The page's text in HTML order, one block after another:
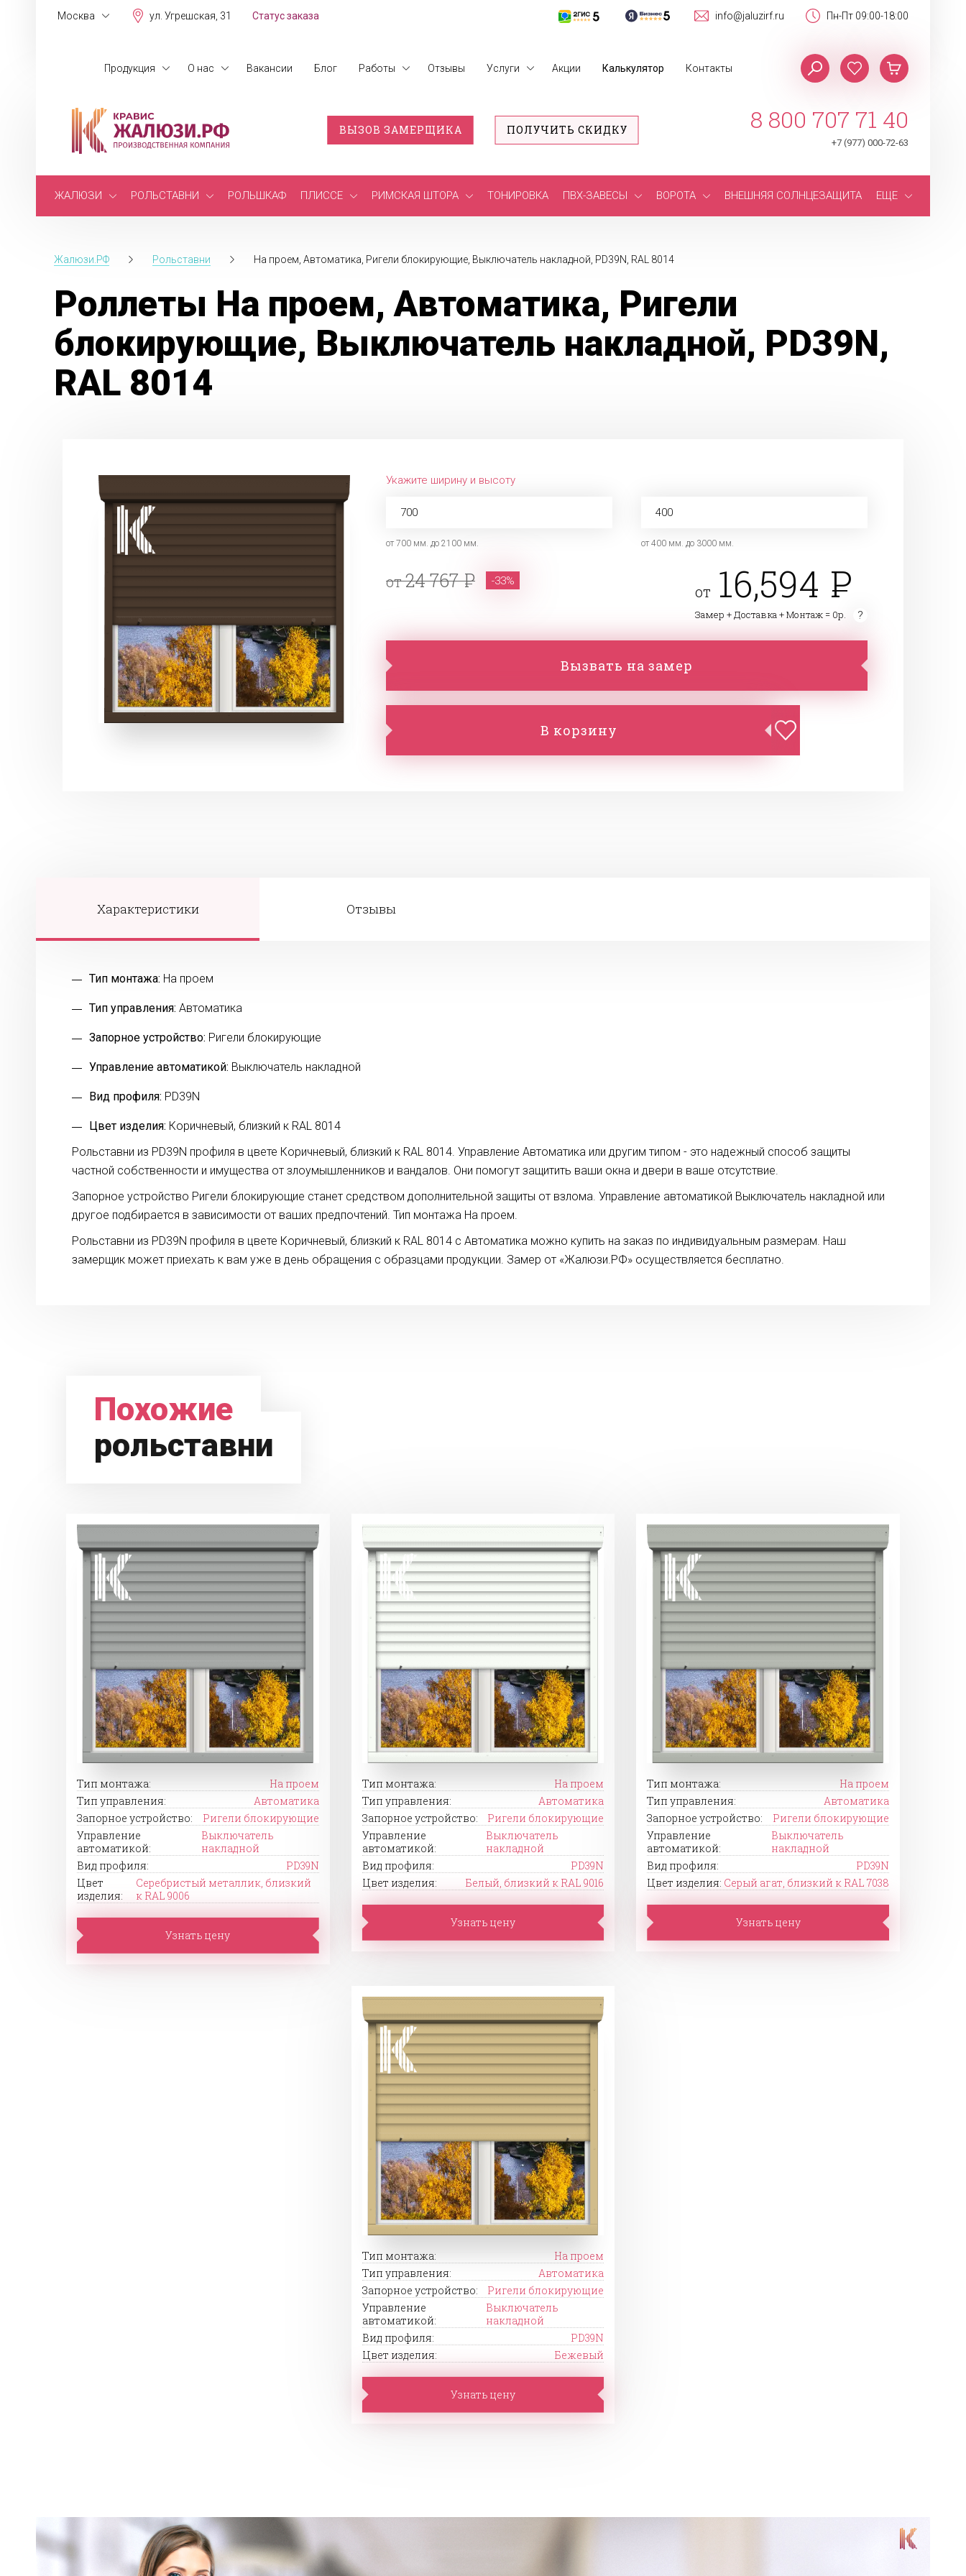
Москва ул. Угрешская, 31 Пн-Пт 09:00-18:00
info@jaluzirf.ru
Статус заказа
Продукция О нас Вакансии Блог Работы Отзывы Услуги Акции Калькулятор Контакты
ВЫЗОВ ЗАМЕРЩИКА ПОЛУЧИТЬ СКИДКУ 8 800 707 71 40
+7 (977) 000-72-63
ЖАЛЮЗИ РОЛЬСТАВНИ РОЛЬШКАФ ПЛИССЕ РИМСКАЯ ШТОРА ТОНИРОВКА ПВХ-ЗАВЕСЫ ВОРОТА ВНЕШНЯЯ СОЛНЦЕЗАЩИТА ЕЩЕ
Жалюзи.РФ Рольставни На проем, Автоматика, Ригели блокирующие, Выключатель накладной, PD39N, RAL 8014
Роллеты На проем, Автоматика, Ригели
блокирующие, Выключатель накладной, PD39N,
RAL 8014
Укажите ширину и высоту
от 700 мм. до 2100 мм. от 400 мм. до 3000 мм.
от24 767 -33%
от 16,594
Замер + Доставка + Монтаж = 0р.
Вызвать на замер
В корзину
Характеристики Отзывы
Тип монтажа: На проем
Тип управления: Автоматика
Запорное устройство: Ригели блокирующие
Управление автоматикой: Выключатель накладной
Вид профиля: PD39N
Цвет изделия: Коричневый, близкий к RAL 8014
Рольставни из PD39N профиля в цвете Коричневый, близкий к RAL 8014. Управление Автоматика или другим типом - это надежный способ защиты
частной собственности и имущества от злоумышленников и вандалов. Они помогут защитить ваши окна и двери в ваше отсутствие.
Запорное устройство Ригели блокирующие станет средством дополнительной защиты от взлома. Управление автоматикой Выключатель накладной или
другое подбирается в зависимости от ваших предпочтений. Тип монтажа На проем.
Рольставни из PD39N профиля в цвете Коричневый, близкий к RAL 8014 с Автоматика можно купить на заказ по индивидуальным размерам. Наш
замерщик может приехать к вам уже в день обращения с образцами продукции. Замер от «Жалюзи.РФ» осуществляется бесплатно.
Похожие
рольставни
Тип монтажа:
На проем
Тип управления:
Автоматика
Запорное устройство:
Ригели блокирующие
Управление
автоматикой:
Выключатель
накладной
Вид профиля:
PD39N
Цвет
изделия:
Серебристый металлик, близкий
к RAL 9006
Узнать цену
Тип монтажа:
На проем
Тип управления:
Автоматика
Запорное устройство:
Ригели блокирующие
Управление
автоматикой:
Выключатель
накладной
Вид профиля:
PD39N
Цвет изделия:
Белый, близкий к RAL 9016
Узнать цену
Тип монтажа:
На проем
Тип управления:
Автоматика
Запорное устройство:
Ригели блокирующие
Управление
автоматикой:
Выключатель
накладной
Вид профиля:
PD39N
Цвет изделия: Серый агат, близкий к RAL 7038
Узнать цену
Тип монтажа:
На проем
Тип управления:
Автоматика
Запорное устройство:
Ригели блокирующие
Управление
автоматикой:
Выключатель
накладной
Вид профиля:
PD39N
Цвет изделия:
Бежевый
Узнать цену